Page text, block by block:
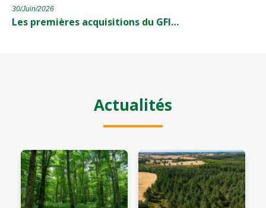
30/Juin/2026
Les premières acquisitions du GFI…
Actualités